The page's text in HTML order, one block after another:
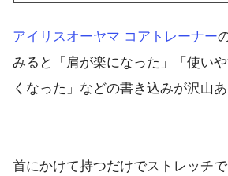
アイリスオーヤマ コアトレーナー
みると「肩が楽になった」「使い
くなった」などの書き込みが沢山あ
首にかけて持つだけでストレッチ